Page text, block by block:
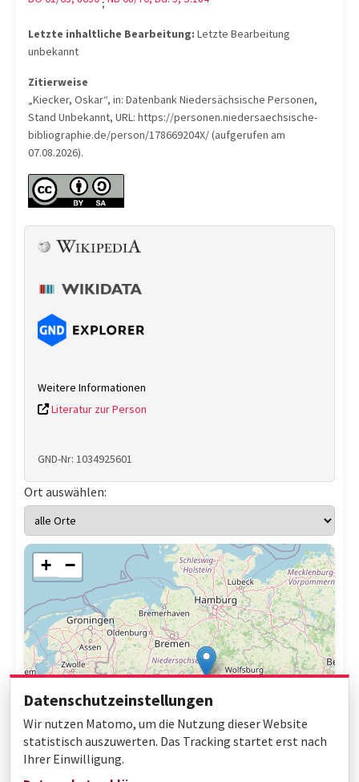
;
Letzte inhaltliche Bearbeitung: Letzte Bearbeitung
unbekannt
Zitierweise
„Kiecker, Oskar“, in: Datenbank Niedersächsische Personen,
Stand Unbekannt, URL: https://personen.niedersaechsische-
bibliographie.de/person/178669204X/ (aufgerufen am
07.08.2026).
Weitere Informationen
Literatur zur Person
GND-Nr: 1034925601
Ort auswählen:
+ −
Datenschutzeinstellungen
Wir nutzen Matomo, um die Nutzung dieser Website
statistisch auszuwerten. Das Tracking startet erst nach
Ihrer Einwilligung.